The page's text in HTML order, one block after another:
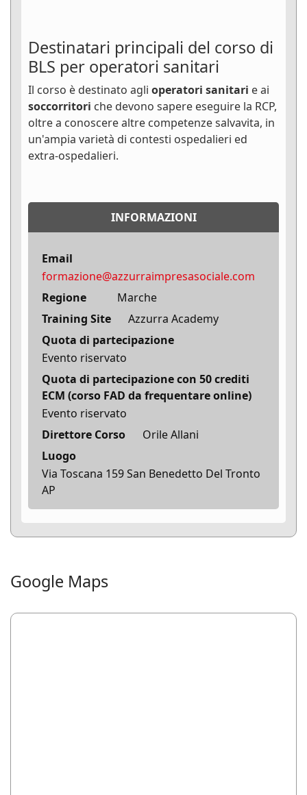
Destinatari principali del corso di
BLS per operatori sanitari
Il corso è destinato agli operatori sanitari e ai
soccorritori che devono sapere eseguire la RCP,
oltre a conoscere altre competenze salvavita, in
un'ampia varietà di contesti ospedalieri ed
extra-ospedalieri.
INFORMAZIONI
Email
formazione@azzurraimpresasociale.com
Regione
Marche
Training Site
Azzurra Academy
Quota di partecipazione
Evento riservato
Quota di partecipazione con 50 crediti
ECM (corso FAD da frequentare online)
Evento riservato
Direttore Corso
Orile Allani
Luogo
Via Toscana 159 San Benedetto Del Tronto
AP
Google Maps